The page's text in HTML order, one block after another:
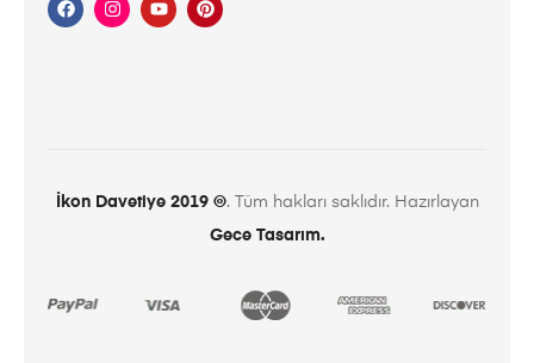
İkon Davetiye 2019 ©. Tüm hakları saklıdır. Hazırlayan
Gece Tasarım.